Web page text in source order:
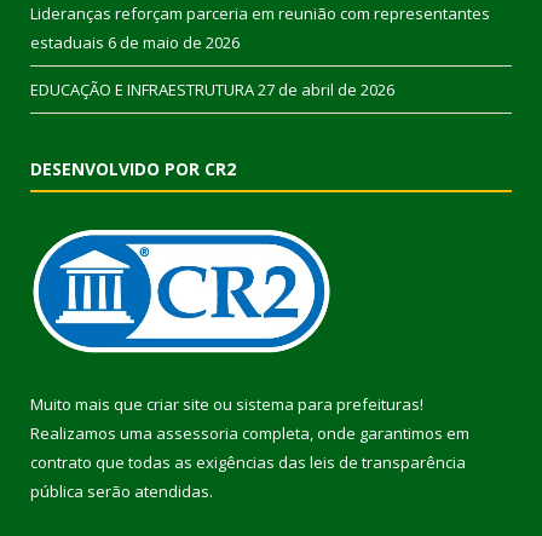
Lideranças reforçam parceria em reunião com representantes
estaduais 6 de maio de 2026
EDUCAÇÃO E INFRAESTRUTURA27 de abril de 2026
DESENVOLVIDO POR CR2
Muito mais que criar site ou sistema para prefeituras!
Realizamos uma assessoria completa, onde garantimos em
contrato que todas as exigências das leis de transparência
pública serão atendidas.